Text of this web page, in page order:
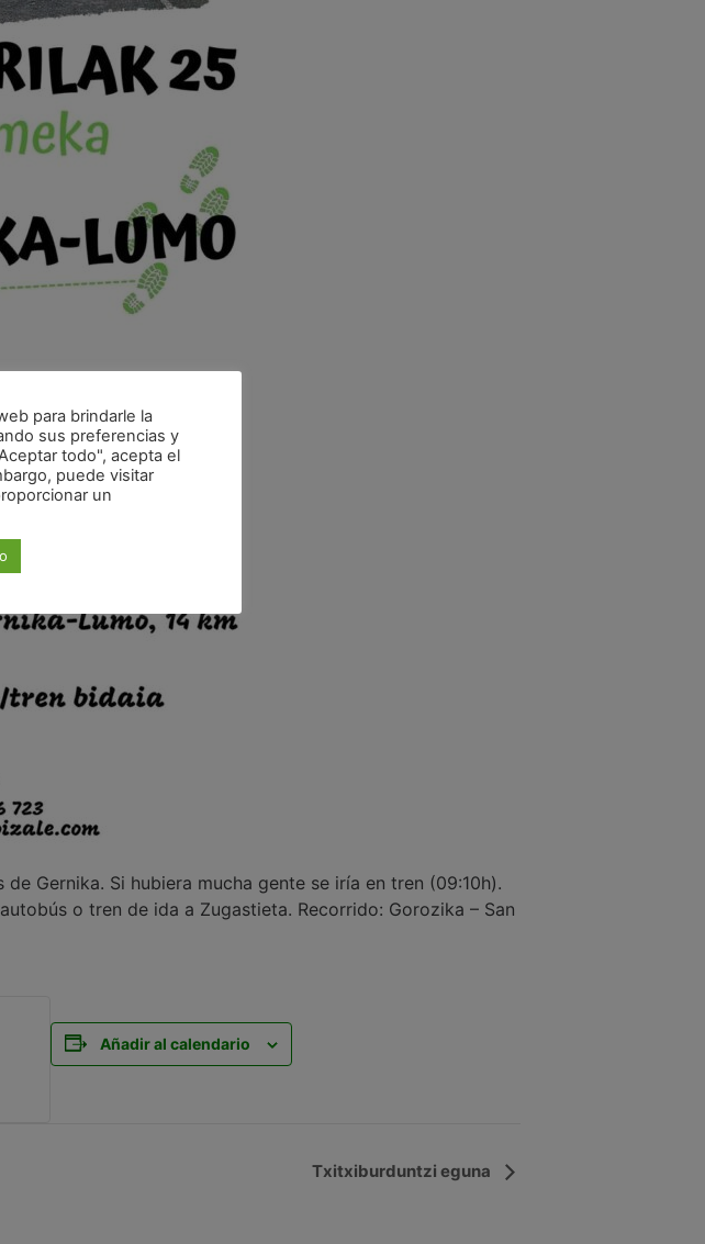
Gernika. Si hubiera mucha gente se iría en tren (09:10h).
o tren de ida a Zugastieta. Recorrido: Gorozika – San
Añadir al calendario
Txitxiburduntzi eguna
para brindarle la
sus preferencias y
todo", acepta el
puede visitar
un